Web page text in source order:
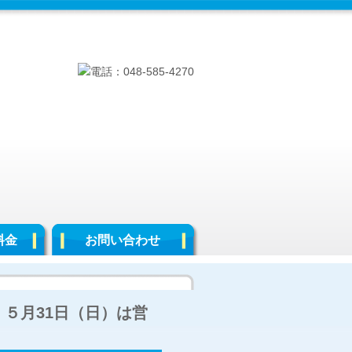
金 お問い合わせ
月31日（日）は営